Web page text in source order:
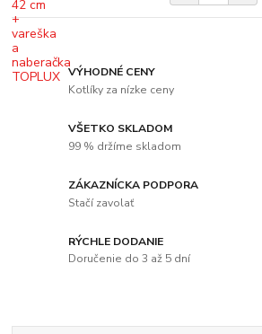
VÝHODNÉ CENY
Kotlíky za nízke ceny
VŠETKO SKLADOM
99 % držíme skladom
ZÁKAZNÍCKA PODPORA
Stačí zavolať
RÝCHLE DODANIE
Doručenie do 3 až 5 dní